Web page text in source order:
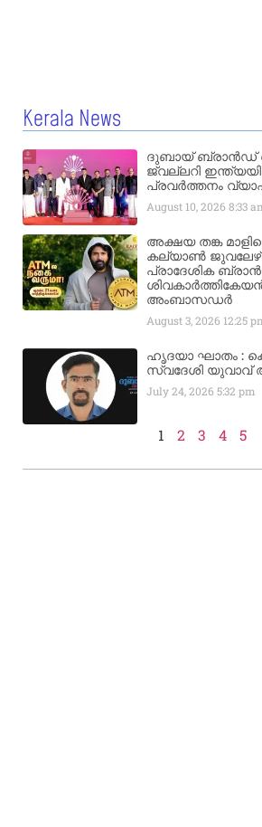
Kerala News
ദുബായ് ബ്രാൻഡ്
ജ്വല്ലറി
പ്രവർത്തനം
August 10, 20268:33
അക്ഷയ തങ്ക
കല്യാണ്‍
പ്രാദേശിക
അംബാസഡര്‍
August 3, 2026 12:25
ഹൃദയാ ഘാതം :
സ്വദേശി യുവാവ്
July 24, 20265:32 pm
1 2 3 4 5